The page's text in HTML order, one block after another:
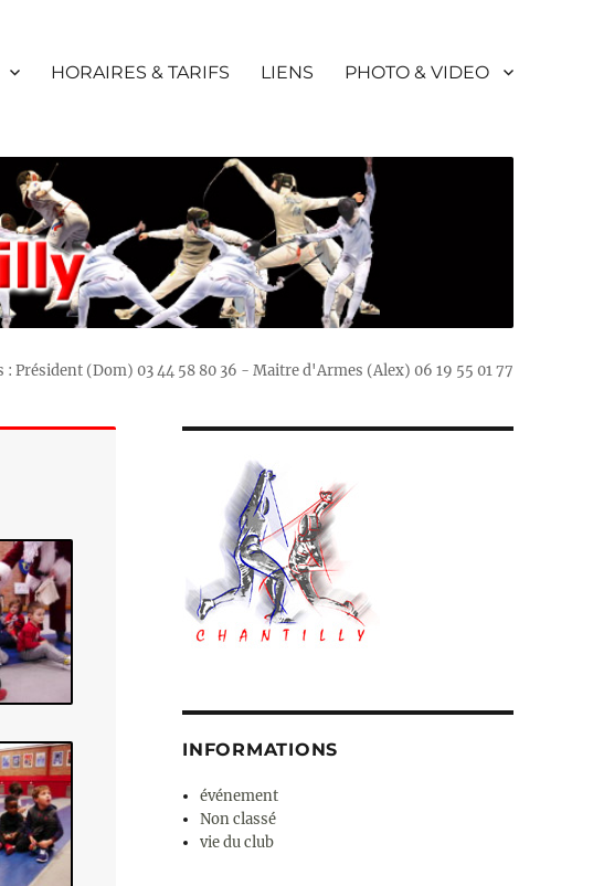
HORAIRES & TARIFS LIENS PHOTO & VIDEO
: Président (Dom) 03 44 58 80 36 - Maitre d'Armes (Alex) 06 19 55 01 77
INFORMATIONS
événement
Non classé
vie du club